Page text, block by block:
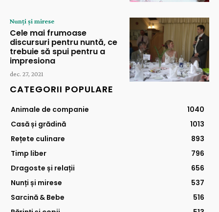
Nunți și mirese
Cele mai frumoase
discursuri pentru nuntă, ce
trebuie să spui pentru a
impresiona
dec. 27, 2021
CATEGORII POPULARE
Animale de companie
1040
Casă și grădină
1013
Rețete culinare
893
Timp liber
796
Dragoste și relații
656
Nunți și mirese
537
Sarcină & Bebe
516